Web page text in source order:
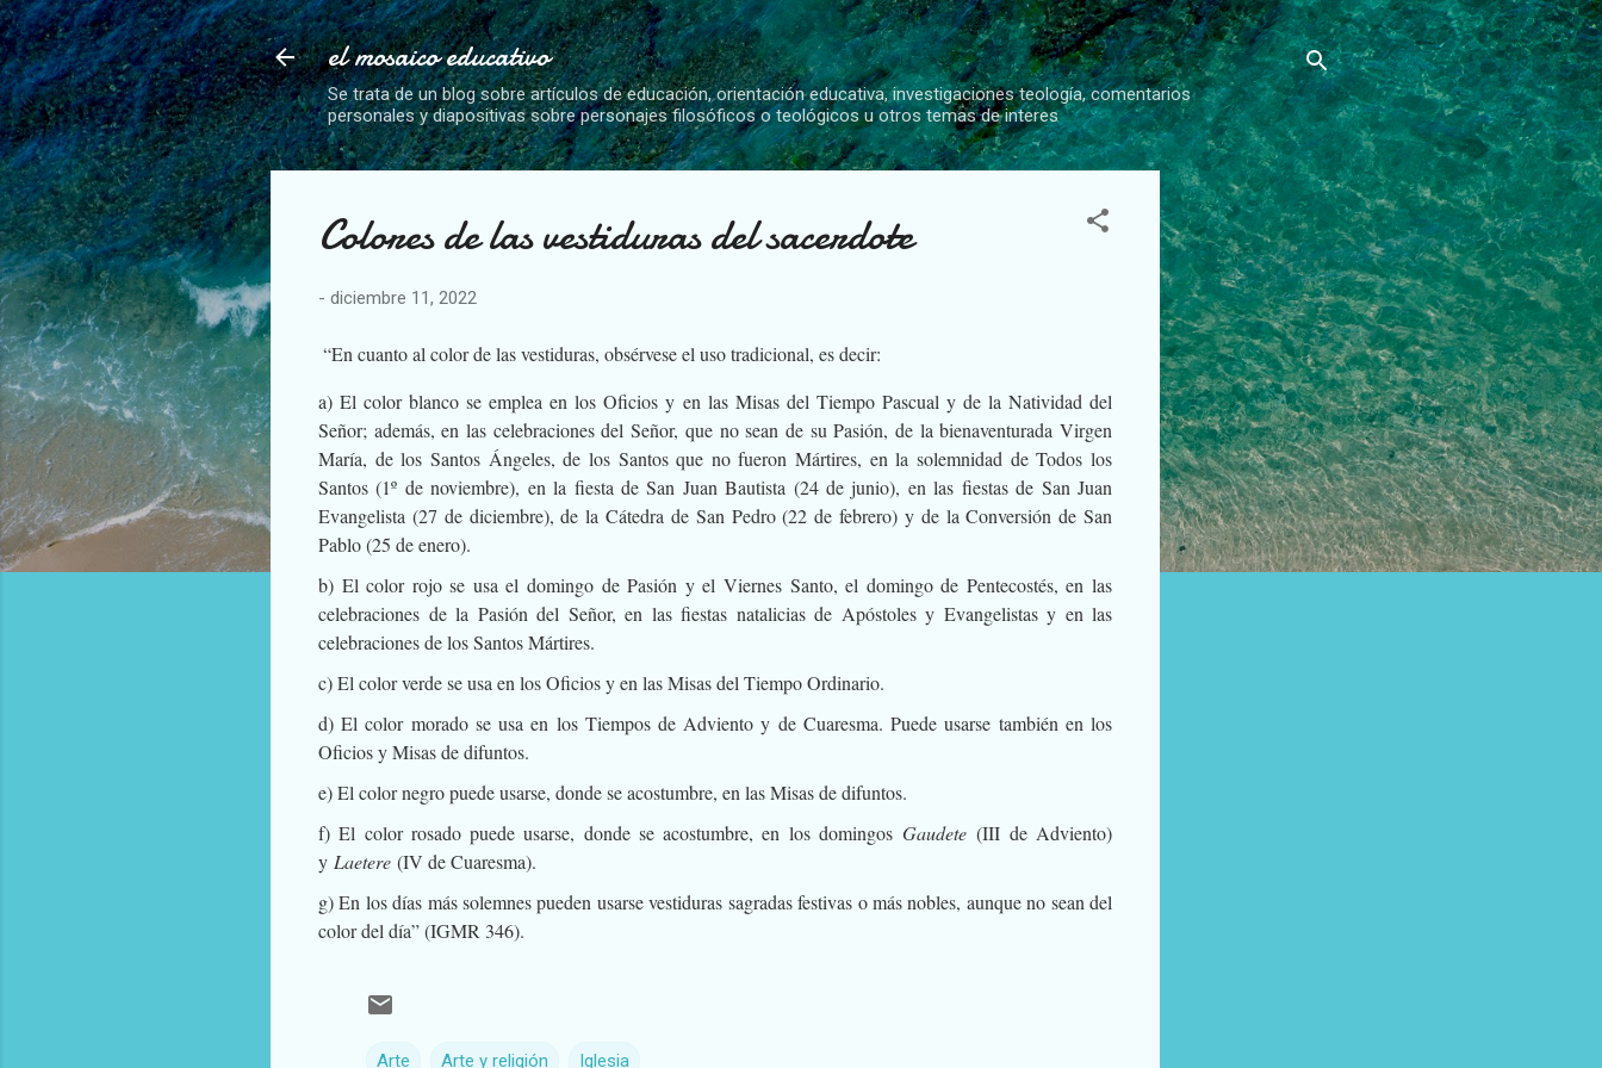
Ir al contenido principal
el mosaico educativo
Se trata de un blog sobre artículos de educación, orientación educativa, investigaciones teología, comentarios
personales y diapositivas sobre personajes filosóficos o teológicos u otros temas de interes
Colores de las vestiduras del sacerdote
- diciembre 11, 2022
“En cuanto al color de las vestiduras, obsérvese el uso tradicional, es decir:
a) El color blanco se emplea en los Oficios y en las Misas del Tiempo Pascual y de la Natividad del
Señor; además, en las celebraciones del Señor, que no sean de su Pasión, de la bienaventurada Virgen
María, de los Santos Ángeles, de los Santos que no fueron Mártires, en la solemnidad de Todos los
Santos (1º de noviembre), en la fiesta de San Juan Bautista (24 de junio), en las fiestas de San Juan
Evangelista (27 de diciembre), de la Cátedra de San Pedro (22 de febrero) y de la Conversión de San
Pablo (25 de enero).
b) El color rojo se usa el domingo de Pasión y el Viernes Santo, el domingo de Pentecostés, en las
celebraciones de la Pasión del Señor, en las fiestas natalicias de Apóstoles y Evangelistas y en las
celebraciones de los Santos Mártires.
c) El color verde se usa en los Oficios y en las Misas del Tiempo Ordinario.
d) El color morado se usa en los Tiempos de Adviento y de Cuaresma. Puede usarse también en los
Oficios y Misas de difuntos.
e) El color negro puede usarse, donde se acostumbre, en las Misas de difuntos.
f) El color rosado puede usarse, donde se acostumbre, en los domingosGaudete (III de Adviento)
y Laetere (IV de Cuaresma).
g) En los días más solemnes pueden usarse vestiduras sagradas festivas o más nobles, aunque no sean del
color del día” (IGMR 346).
Arte Arte y religión Iglesia